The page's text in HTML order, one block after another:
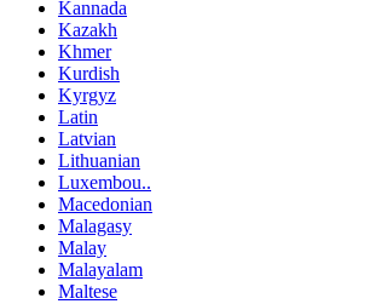
Kannada
Kazakh
Khmer
Kurdish
Kyrgyz
Latin
Latvian
Lithuanian
Luxembou..
Macedonian
Malagasy
Malay
Malayalam
Maltese